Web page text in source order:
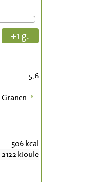
+1 g.
5,6
-
Granen
506kcal
2122 kJoule